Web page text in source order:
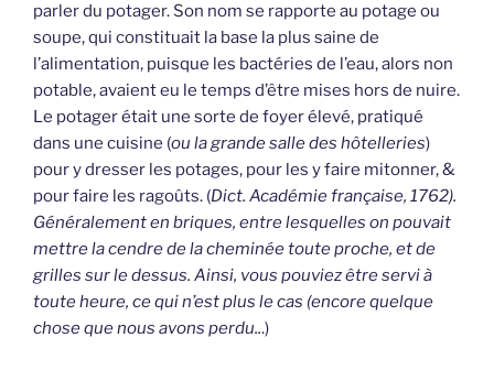
parler du potager. Son nom se rapporte au potage ou
soupe, qui constituait la base la plus saine de
l’alimentation, puisque les bactéries de l’eau, alors non
potable, avaient eu le temps d’être mises hors de nuire.
Le potager était une sorte de foyer élevé, pratiqué
dans une cuisine (ou la grande salle des hôtelleries)
pour y dresser les potages, pour les y faire mitonner, &
pour faire les ragoûts. (Dict. Académie française, 1762).
Généralement en briques, entre lesquelles on pouvait
mettre la cendre de la cheminée toute proche, et de
grilles sur le dessus. Ainsi, vous pouviez être servi à
toute heure, ce qui n’est plus le cas (encore quelque
chose que nous avons perdu...)